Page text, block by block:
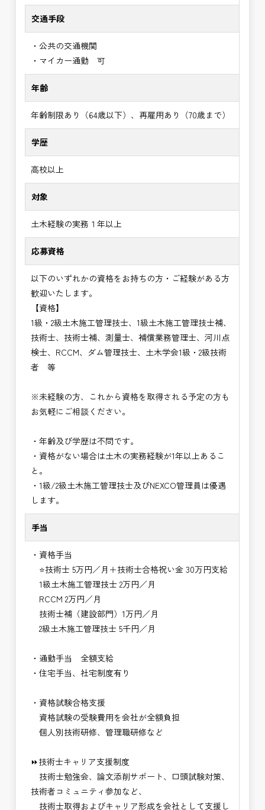
交通手段
・公共の交通機関
・マイカー通勤 可
年齢
年齢制限あり（64歳以下）、再雇用あり（70歳まで）
学歴
高校以上
対象
土木経験の実務１年以上
応募資格
以下のいずれかの資格をお持ちの方・ご経験がある方
歓迎いたします。
【資格】
1級・2級土木施工管理技士、1級土木施工管理技士補、
技術士、技術士補、測量士、補償業務管理士、河川点
検士、RCCM、ダム管理技士、土木学会1級・2級技術
者 等
※未経験の方、これから資格を取得される予定の方も
お気軽にご相談ください。
・年齢及び学歴は不問です。
・資格がない場合は土木の実務経験が1年以上あるこ
と。
・1級/2級土木施工管理技士及びNEXCO管理員は優遇
します。
手当
・資格手当
⭐技術士 5万円／月＋技術士合格祝い金 30万円支給
1級土木施工管理技士 2万円／月
RCCM 2万円／月
技術士補（建設部門）1万円／月
2級土木施工管理技士 5千円／月
・通勤手当 全額支給
・住宅手当、社宅制度有り
・資格試験合格支援
資格試験の受験費用を会社が全額負担
個人別技術研修、管理職研修など
⏩技術士キャリア支援制度
技術士勉強会、論文添削サポート、口頭試験対策、
技術者コミュニティ参加など、
技術士取得およびキャリア形成を会社として支援し